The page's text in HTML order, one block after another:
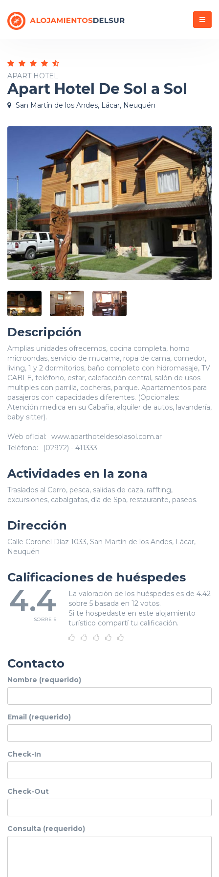
Menú
APART HOTEL
Apart Hotel De Sol a Sol
San Martín de los Andes, Lácar, Neuquén
Descripción
Amplias unidades ofrecemos, cocina completa, horno
microondas, servicio de mucama, ropa de cama, comedor,
living, 1 y 2 dormitorios, baño completo con hidromasaje, TV
CABLE, teléfono, estar, calefacción central, salón de usos
multiples con parrilla, cocheras, parque. Apartamentos para
pasajeros con capacidades diferentes. (Opcionales:
Atención medica en su Cabaña, alquiler de autos, lavandería,
baby sitter).
Web oficial:
www.aparthoteldesolasol.com.ar
Teléfono:
(02972) - 411333
Actividades en la zona
Traslados al Cerro, pesca, salidas de caza, raffting,
excursiones, cabalgatas, día de Spa, restaurante, paseos.
Dirección
Calle Coronel Díaz 1033, San Martín de los Andes, Lácar,
Neuquén
Calificaciones de huéspedes
4.4
SOBRE 5
La valoración de los huéspedes es de 4.42
sobre 5 basada en 12 votos.
Si te hospedaste en este alojamiento
turístico compartí tu calificación.
Contacto
Nombre (requerido)
Email (requerido)
Check-In
Check-Out
Consulta (requerido)